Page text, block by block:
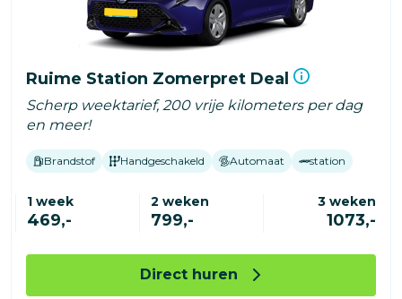
Ruime Station Zomerpret Deal
Scherp weektarief, 200 vrije kilometers per dag
en meer!
Brandstof Handgeschakeld Automaat station
1 week
469,-
2 weken
799,-
3 weken
1073,-
Direct huren